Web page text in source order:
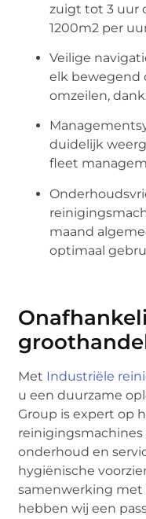
zuigt tot 3 uur
1200m2 per
Veilige
elk bewegend
omzeilen,
duidelijk
fleet
maand
optimaal
Met Industriële
u een duurzame
Group is expert op
onderhoud en
hygiënische
samenwerking met
hebben wij een